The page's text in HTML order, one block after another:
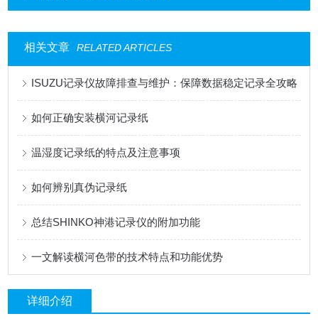
相关文章 RELATED ARTICLES
ISUZU记录仪故障排查与维护：保障数据稳定记录全攻略
如何正确安装横河记录纸
温湿度记录纸的特点及注意事项
如何辨别真伪记录纸
总结SHINKO神港记录仪的附加功能
一文解读横河色带的技术特点和功能优势
详细介绍